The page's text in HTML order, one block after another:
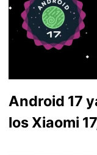
Android 17
los Xiaomi